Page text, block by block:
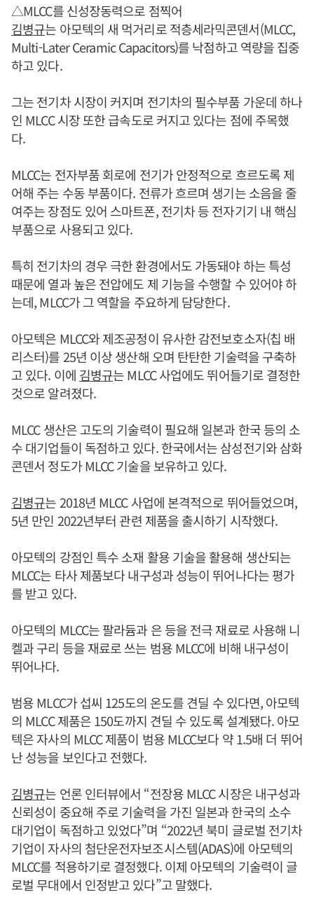
△MLCC를 신성장동력으로 점찍어
김병규는 아모텍의 새 먹거리로 적층세라믹콘덴서(MLCC,
Multi-Later Ceramic Capacitors)를 낙점하고 역량을 집중
하고 있다.
그는 전기차 시장이 커지며 전기차의 필수부품 가운데 하나
인 MLCC 시장 또한 급속도로 커지고 있다는 점에 주목했
다.
MLCC는 전자부품 회로에 전기가 안정적으로 흐르도록 제
어해 주는 수동 부품이다. 전류가 흐르며 생기는 소음을 줄
여주는 장점도 있어 스마트폰, 전기차 등 전자기기 내 핵심
부품으로 사용되고 있다.
특히 전기차의 경우 극한 환경에서도 가동돼야 하는 특성
때문에 열과 높은 전압에도 제 기능을 수행할 수 있어야 하
는데, MLCC가 그 역할을 주요하게 담당한다.
아모텍은 MLCC와 제조공정이 유사한 감전보호소자(칩 배
리스터)를 25년 이상 생산해 오며 탄탄한 기술력을 구축하
고 있다. 이에 김병규는 MLCC 사업에도 뛰어들기로 결정한
것으로 알려졌다.
MLCC 생산은 고도의 기술력이 필요해 일본과 한국 등의 소
수 대기업들이 독점하고 있다. 한국에서는 삼성전기와 삼화
콘덴서 정도가 MLCC 기술을 보유하고 있다.
김병규는 2018년 MLCC 사업에 본격적으로 뛰어들었으며,
5년 만인 2022년부터 관련 제품을 출시하기 시작했다.
아모텍의 강점인 특수 소재 활용 기술을 활용해 생산되는
MLCC는 타사 제품보다 내구성과 성능이 뛰어나다는 평가
를 받고 있다.
아모텍의 MLCC는 팔라듐과 은 등을 전극 재료로 사용해 니
켈과 구리 등을 재료로 쓰는 범용 MLCC에 비해 내구성이
뛰어나다.
범용 MLCC가 섭씨 125도의 온도를 견딜 수 있다면, 아모텍
의 MLCC 제품은 150도까지 견딜 수 있도록 설계됐다. 아모
텍은 자사의 MLCC 제품이 범용 MLCC보다 약 1.5배 더 뛰어
난 성능을 보인다고 전했다.
김병규는 언론 인터뷰에서 “전장용 MLCC 시장은 내구성과
신뢰성이 중요해 주로 기술력을 가진 일본과 한국의 소수
대기업이 독점하고 있었다”며 “2022년 북미 글로벌 전기차
기업이 자사의 첨단운전자보조시스템(ADAS)에 아모텍의
MLCC를 적용하기로 결정했다. 이제 아모텍의 기술력이 글
로벌 무대에서 인정받고 있다”고 말했다.